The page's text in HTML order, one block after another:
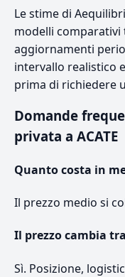
Le stime di
modelli
aggiornamenti
intervallo realistico
prima di richiedere
Domande
privata a ACATE
Quanto costa in
Il prezzo medio si
Il prezzo cambia
Sì. Posizione,